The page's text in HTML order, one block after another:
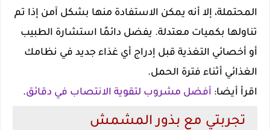
المحتملة، إلا أنه يمكن الاستفادة منها بشكل آمن إذا تم
تناولها بكميات معتدلة. يفضل دائمًا استشارة الطبيب
أو أخصائي التغذية قبل إدراج أي غذاء جديد في نظامك
الغذائي أثناء فترة الحمل.
اقرأ أيضا: أفضل مشروب لتقوية الانتصاب في دقائق.
تجربتي مع بذور المشمش